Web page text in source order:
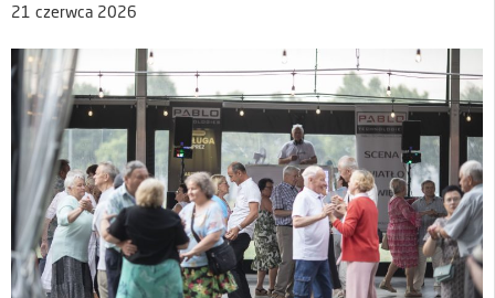
21 czerwca 2026